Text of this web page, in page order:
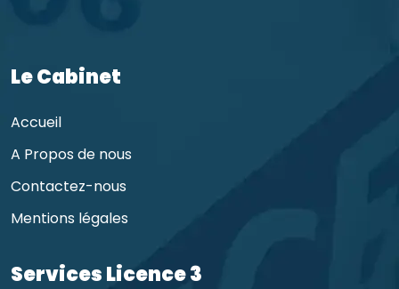
Le Cabinet
Accueil
A Propos de nous
Contactez-nous
Mentions légales
Services Licence 3